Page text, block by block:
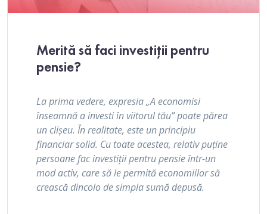
Merită să faci investiții pentru
pensie?
La prima vedere, expresia „A economisi
înseamnă a investi în viitorul tău” poate părea
un clișeu. În realitate, este un principiu
financiar solid. Cu toate acestea, relativ puține
persoane fac investiții pentru pensie într-un
mod activ, care să le permită economiilor să
crească dincolo de simpla sumă depusă.